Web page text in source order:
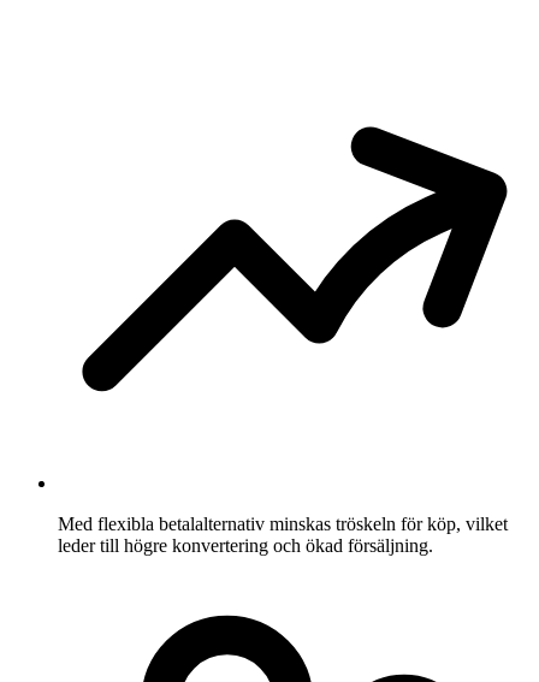
Med flexibla betalalternativ minskas tröskeln för köp, vilket
leder till högre konvertering och ökad försäljning.